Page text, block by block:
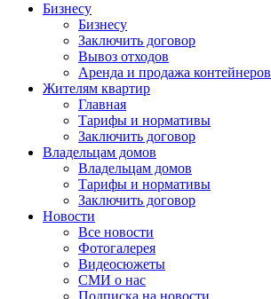
Бизнесу
Бизнесу
Заключить договор
Вывоз отходов
Аренда и продажа контейнеров
Жителям квартир
Главная
Тарифы и нормативы
Заключить договор
Владельцам домов
Владельцам домов
Тарифы и нормативы
Заключить договор
Новости
Все новости
Фотогалерея
Видеосюжеты
СМИ о нас
Подписка на новости